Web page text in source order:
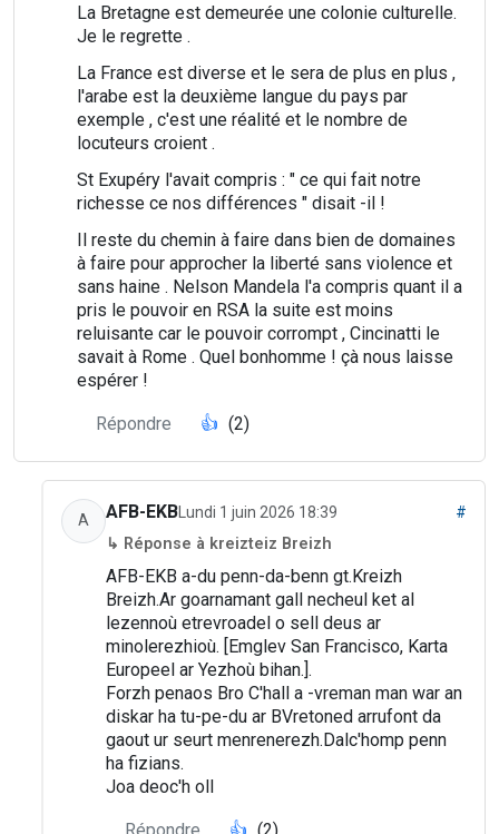
La Bretagne est demeurée une colonie culturelle.
Je le regrette .
La France est diverse et le sera de plus en plus ,
l'arabe est la deuxième langue du pays par
exemple , c'est une réalité et le nombre de
locuteurs croient .
St Exupéry l'avait compris : " ce qui fait notre
richesse ce nos différences " disait -il !
Il reste du chemin à faire dans bien de domaines
à faire pour approcher la liberté sans violence et
sans haine . Nelson Mandela l'a compris quant il a
pris le pouvoir en RSA la suite est moins
reluisante car le pouvoir corrompt , Cincinatti le
savait à Rome . Quel bonhomme ! çà nous laisse
espérer !
Répondre 👍 (2)
A AFB-EKB Lundi 1 juin 2026 18:39 #
↳ Réponse à kreizteiz Breizh
AFB-EKB a-du penn-da-benn gt.Kreizh
Breizh.Ar goarnamant gall necheul ket al
lezennoù etrevroadel o sell deus ar
minolerezhioù. [Emglev San Francisco, Karta
Europeel ar Yezhoù bihan.].
Forzh penaos Bro C'hall a -vreman man war an
diskar ha tu-pe-du ar BVretoned arrufont da
gaout ur seurt menrenerezh.Dalc'homp penn
ha fizians.
Joa deoc'h oll